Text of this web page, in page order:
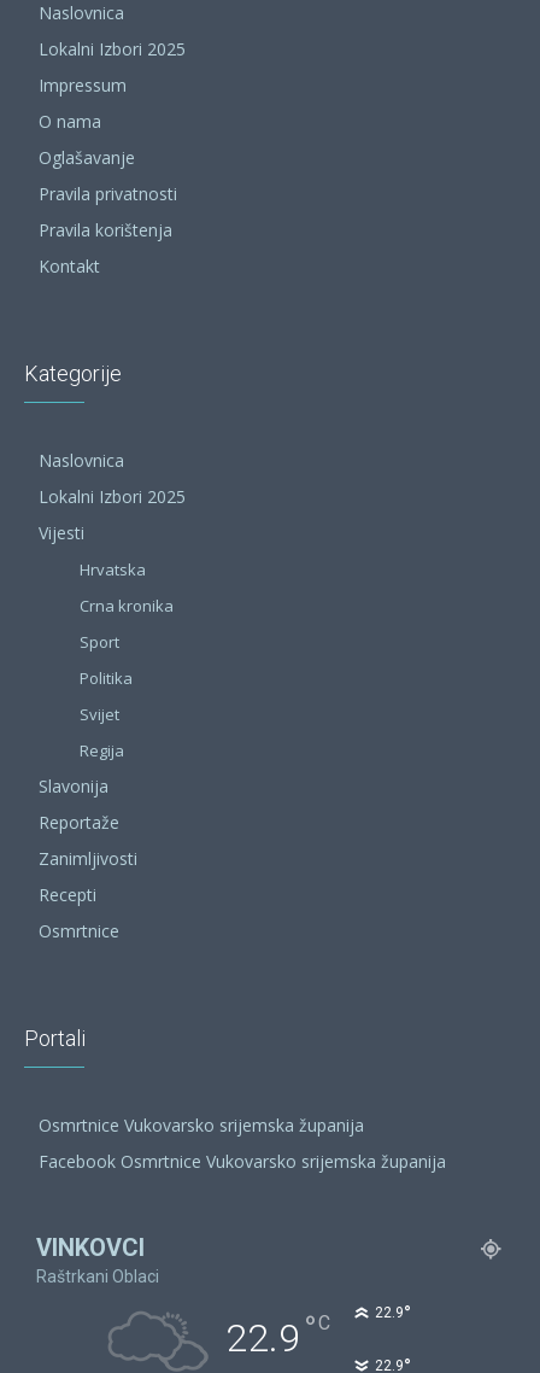
Naslovnica
Lokalni Izbori 2025
Impressum
O nama
Oglašavanje
Pravila privatnosti
Pravila korištenja
Kontakt
Kategorije
Naslovnica
Lokalni Izbori 2025
Vijesti
Hrvatska
Crna kronika
Sport
Politika
Svijet
Regija
Slavonija
Reportaže
Zanimljivosti
Recepti
Osmrtnice
Portali
Osmrtnice Vukovarsko srijemska županija
Facebook Osmrtnice Vukovarsko srijemska županija
VINKOVCI
Raštrkani Oblaci
22.9 °C 22.9°
22.9°